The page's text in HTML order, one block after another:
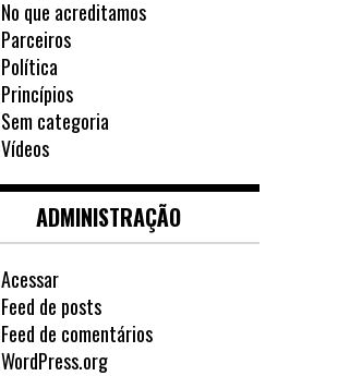
No que acreditamos
Parceiros
Política
Princípios
Sem categoria
Vídeos
ADMINISTRAÇÃO
Acessar
Feed de posts
Feed de comentários
WordPress.org